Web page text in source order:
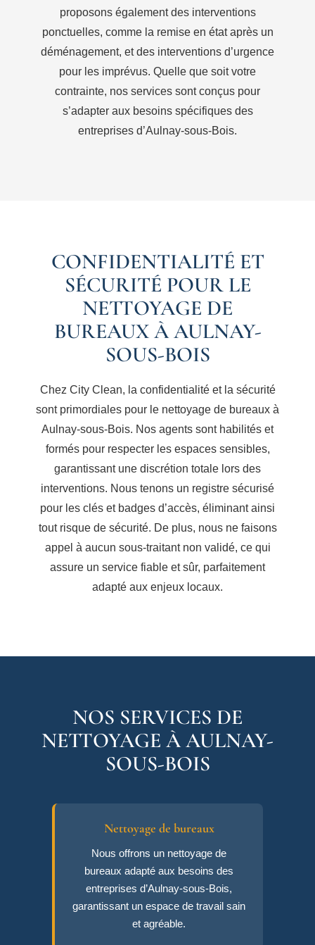
proposons également des interventions
ponctuelles, comme la remise en état après un
déménagement, et des interventions d’urgence
pour les imprévus. Quelle que soit votre
contrainte, nos services sont conçus pour
s’adapter aux besoins spécifiques des
entreprises d’Aulnay-sous-Bois.
CONFIDENTIALITÉ ET
SÉCURITÉ POUR LE
NETTOYAGE DE
BUREAUX À AULNAY-
SOUS-BOIS
Chez City Clean, la confidentialité et la sécurité
sont primordiales pour le nettoyage de bureaux à
Aulnay-sous-Bois. Nos agents sont habilités et
formés pour respecter les espaces sensibles,
garantissant une discrétion totale lors des
interventions. Nous tenons un registre sécurisé
pour les clés et badges d’accès, éliminant ainsi
tout risque de sécurité. De plus, nous ne faisons
appel à aucun sous-traitant non validé, ce qui
assure un service fiable et sûr, parfaitement
adapté aux enjeux locaux.
NOS SERVICES DE
NETTOYAGE À AULNAY-
SOUS-BOIS
Nettoyage de bureaux
Nous offrons un nettoyage de
bureaux adapté aux besoins des
entreprises d’Aulnay-sous-Bois,
garantissant un espace de travail sain
et agréable.